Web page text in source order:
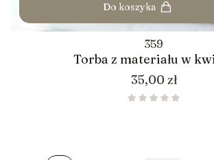
Do koszyka
359
Torba z materiału w
Cena
35,00 zł